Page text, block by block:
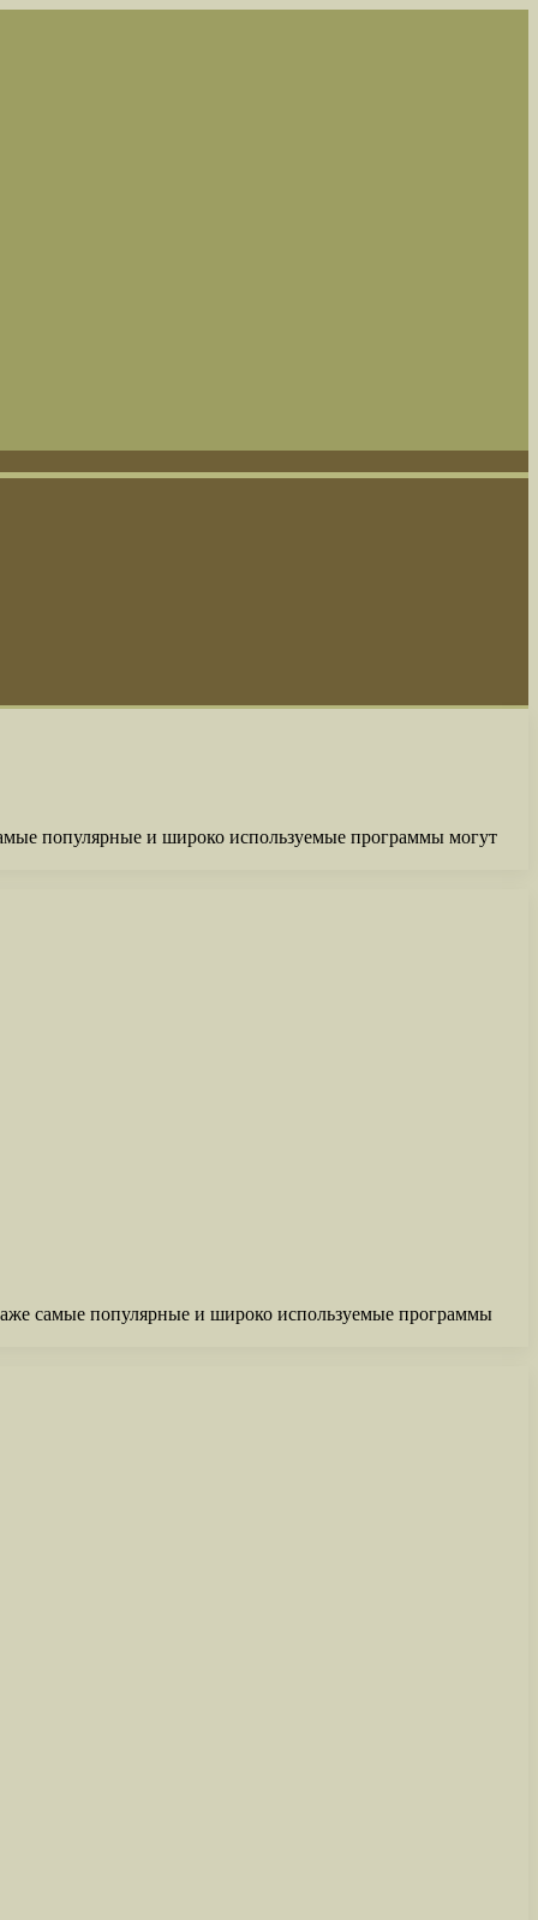
популярные и широко используемые программы могут
самые популярные и широко используемые программы